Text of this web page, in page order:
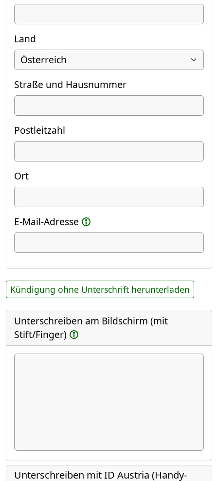
Land
Straße und Hausnummer
Postleitzahl
Ort
E-Mail-Adresse
Kündigung ohne Unterschrift herunterladen
Unterschreiben am Bildschirm (mit
Stift/Finger)
Unterschreiben mit ID Austria (Handy-